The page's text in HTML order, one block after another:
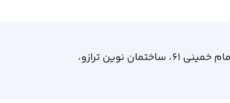
مشهد، میدان امام خمینی، امام خمینی 61، ساختمان نوین ترازو،